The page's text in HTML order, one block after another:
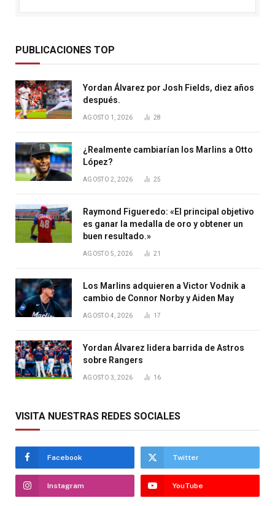
PUBLICACIONES TOP
Yordan Álvarez por Josh Fields, diez años
después.
AGOSTO 1, 2026 28
¿Realmente cambiarían los Marlins a Otto
López?
AGOSTO 2, 2026 25
Raymond Figueredo: «El principal objetivo
es ganar la medalla de oro y obtener un
buen resultado.»
AGOSTO 5, 2026 21
Los Marlins adquieren a Victor Vodnik a
cambio de Connor Norby y Aiden May
AGOSTO 4, 2026 17
Yordan Álvarez lidera barrida de Astros
sobre Rangers
AGOSTO 3, 2026 16
VISITA NUESTRAS REDES SOCIALES
Facebook Twitter
Instagram YouTube